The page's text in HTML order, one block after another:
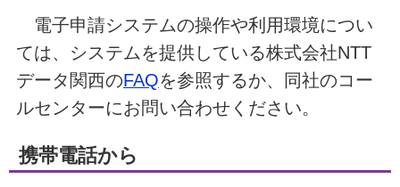
電子申請システムの操作や利用環境につい
ては、システムを提供している株式会社NTT
データ関西のFAQを参照するか、同社のコー
ルセンターにお問い合わせください。
携帯電話から